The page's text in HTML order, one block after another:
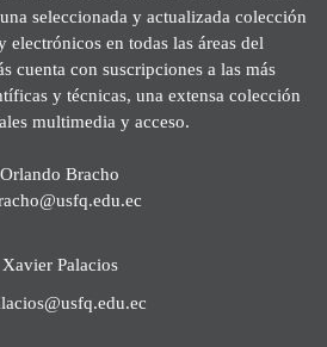
seleccionada y actualizada colección
electrónicos en todas las áreas del
cuenta con suscripciones a las más
y técnicas, una extensa colección
multimedia y acceso.
Orlando Bracho
Xavier Palacios